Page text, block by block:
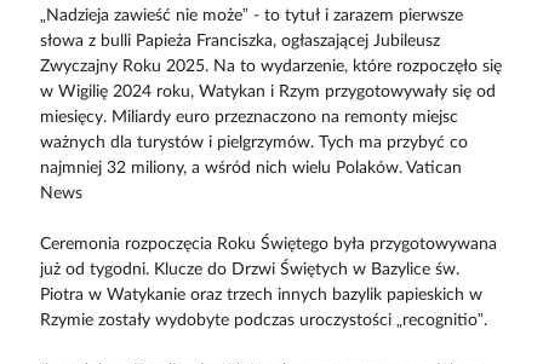
„Nadzieja zawieść nie może” - to tytuł i zarazem pierwsze
słowa z bulli Papieża Franciszka, ogłaszającej Jubileusz
Zwyczajny Roku 2025. Na to wydarzenie, które rozpoczęło się
w Wigilię 2024 roku, Watykan i Rzym przygotowywały się od
miesięcy. Miliardy euro przeznaczono na remonty miejsc
ważnych dla turystów i pielgrzymów. Tych ma przybyć co
najmniej 32 miliony, a wśród nich wielu Polaków. Vatican
News
Ceremonia rozpoczęcia Roku Świętego była przygotowywana
już od tygodni. Klucze do Drzwi Świętych w Bazylice św.
Piotra w Watykanie oraz trzech innych bazylik papieskich w
Rzymie zostały wydobyte podczas uroczystości „recognitio”.